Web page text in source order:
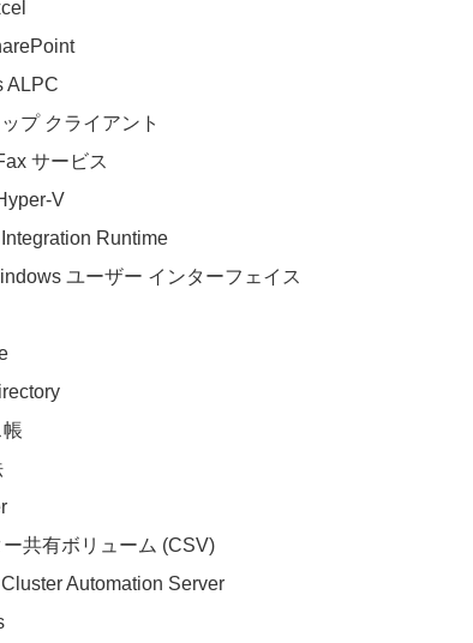
ALPC
プ クライアント
サービス
V
Runtime
ユーザー インターフェイス
共有ボリューム (CSV)
Automation Server